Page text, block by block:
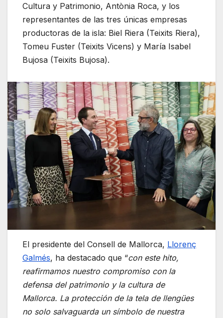
Cultura y Patrimonio, Antònia Roca, y los
representantes de las tres únicas empresas
productoras de la isla: Biel Riera (Teixits Riera),
Tomeu Fuster (Teixits Vicens) y María Isabel
Bujosa (Teixits Bujosa).
El presidente del Consell de Mallorca, Llorenç
Galmés, ha destacado que “con este hito,
reafirmamos nuestro compromiso con la
defensa del patrimonio y la cultura de
Mallorca. La protección de la tela de llengües
no solo salvaguarda un símbolo de nuestra